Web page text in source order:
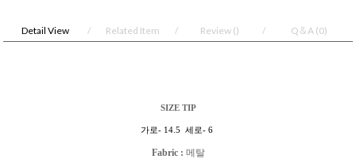
Detail View Related Item Review () Q＆A (0)
SIZE TIP
가로- 14.5 세로- 6
Fabric : 메탈